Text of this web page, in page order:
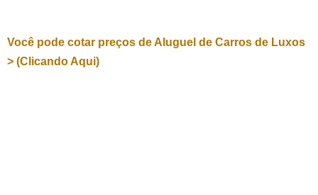
Você pode cotar preços de Aluguel de Carros de Luxos
> (Clicando Aqui)